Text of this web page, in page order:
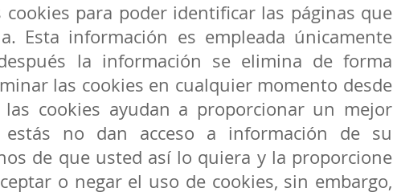
para poder identificar las páginas que
Esta información es empleada únicamente
la información se elimina de forma
las cookies en cualquier momento desde
cookies ayudan a proporcionar un mejor
no dan acceso a información de su
de que usted así lo quiera y la proporcione
o negar el uso de cookies, sin embargo,